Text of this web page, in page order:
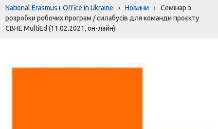
National Erasmus+ Office in Ukraine › Новини ›
Семінар з
розробки робочих програм / силабусів для команди проєкту
CBHE MultiEd (11.02.2021, он-лайн)